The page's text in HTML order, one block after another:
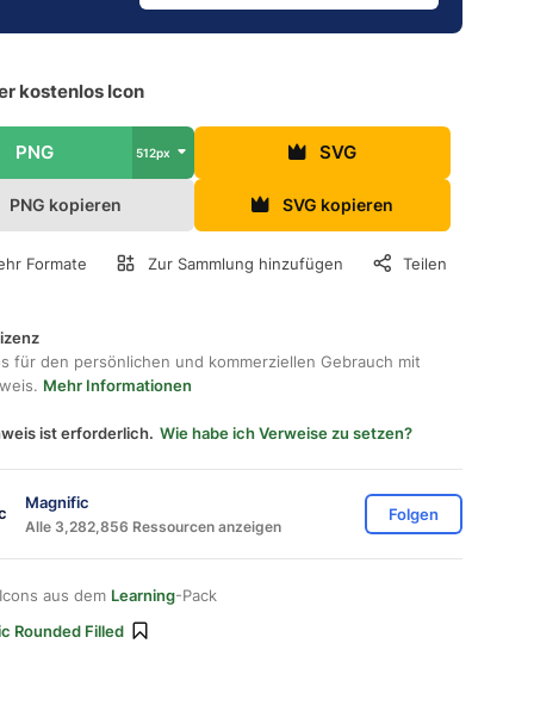
kostenlos Icon
PNG 512px SVG
PNG kopieren SVG kopieren
Formate Zur Sammlung hinzufügen Teilen
für den persönlichen und kommerziellen Gebrauch mit
Mehr Informationen
ist erforderlich. Wie habe ich Verweise zu setzen?
Magnific
Alle 3,282,856 Ressourcen anzeigen
Folgen
aus dem Learning-Pack
Rounded Filled